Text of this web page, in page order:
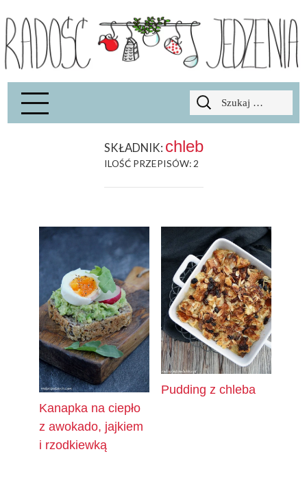
Radość Jedzenia – blog kulinarny
Szukaj:
SKŁADNIK: chleb
ILOŚĆ PRZEPISÓW: 2
Kanapka na ciepło
z awokado, jajkiem
i rzodkiewką
Pudding z chleba